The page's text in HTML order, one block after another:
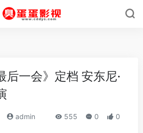
后一会》定档 安东尼·
admin 555 0 0